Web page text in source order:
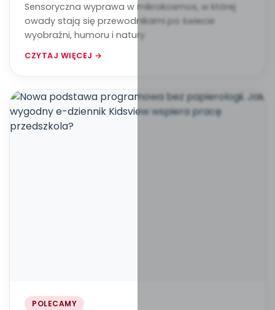
Sensoryczna wyprawa w mikrokosmos, w której
owady stają się przewodnikami po świecie
wyobraźni, humoru i natury
CZYTAJ WIĘCEJ →
POLECAMY